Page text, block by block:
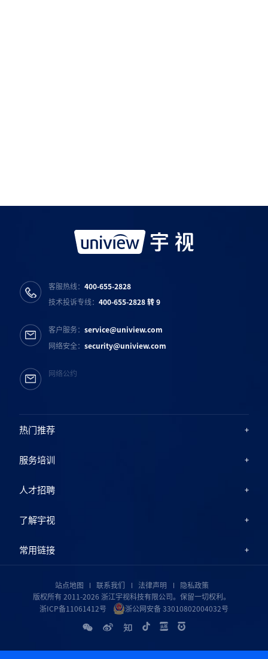
热门推荐
服务培训
人才招聘
了解宇视
常用链接
客服热线：400-655-2828
技术投诉专线：400-655-2828 转 9
客户服务：service@uniview.com
网络安全：security@uniview.com
网络公约
站点地图 联系我们 法律声明
隐私政策
版权所有 2011-2026 浙江宇视科技有限公司。保留一切权利。
浙ICP备11061412号
浙公网安备 33010802004032号